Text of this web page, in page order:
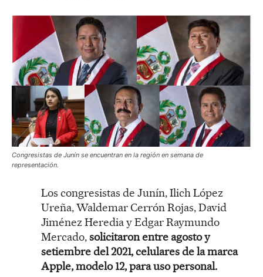
Congresistas de Junín se encuentran en la región en semana de
representación.
Los congresistas de Junín, Ilich López
Ureña, Waldemar Cerrón Rojas, David
Jiménez Heredia y Edgar Raymundo
Mercado,solicitaron entre agosto y
setiembre del 2021, celulares de la marca
Apple, modelo 12, para uso personal.